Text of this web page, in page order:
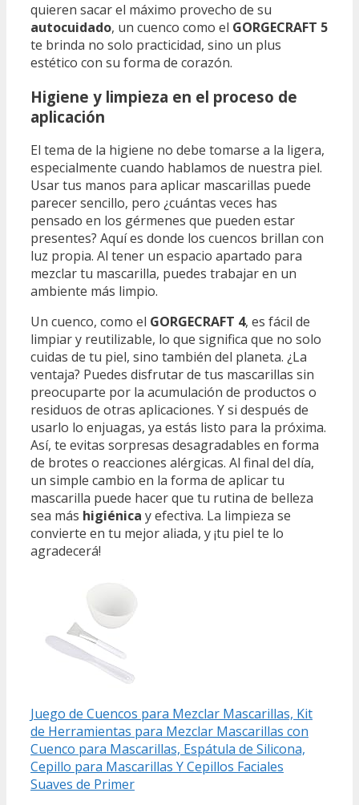
quieren sacar el máximo provecho de su
autocuidado, un cuenco como el GORGECRAFT 5
te brinda no solo practicidad, sino un plus
estético con su forma de corazón.
Higiene y limpieza en el proceso de
aplicación
El tema de la higiene no debe tomarse a la ligera,
especialmente cuando hablamos de nuestra piel.
Usar tus manos para aplicar mascarillas puede
parecer sencillo, pero ¿cuántas veces has
pensado en los gérmenes que pueden estar
presentes? Aquí es donde los cuencos brillan con
luz propia. Al tener un espacio apartado para
mezclar tu mascarilla, puedes trabajar en un
ambiente más limpio.
Un cuenco, como el GORGECRAFT 4, es fácil de
limpiar y reutilizable, lo que significa que no solo
cuidas de tu piel, sino también del planeta. ¿La
ventaja? Puedes disfrutar de tus mascarillas sin
preocuparte por la acumulación de productos o
residuos de otras aplicaciones. Y si después de
usarlo lo enjuagas, ya estás listo para la próxima.
Así, te evitas sorpresas desagradables en forma
de brotes o reacciones alérgicas. Al final del día,
un simple cambio en la forma de aplicar tu
mascarilla puede hacer que tu rutina de belleza
sea más higiénica y efectiva. La limpieza se
convierte en tu mejor aliada, y ¡tu piel te lo
agradecerá!
Juego de Cuencos para Mezclar Mascarillas, Kit
de Herramientas para Mezclar Mascarillas con
Cuenco para Mascarillas, Espátula de Silicona,
Cepillo para Mascarillas Y Cepillos Faciales
Suaves de Primer